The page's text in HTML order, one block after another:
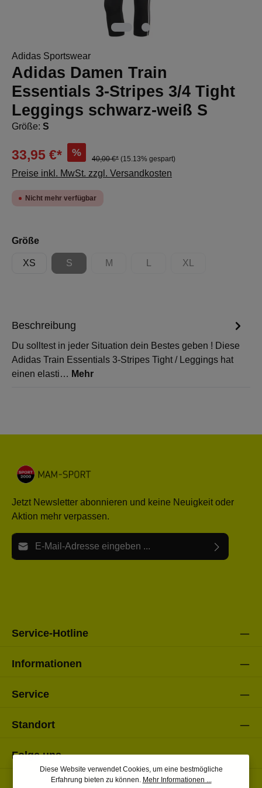
Adidas Sportswear
Adidas Damen Train
Essentials 3-Stripes 3/4 Tight
Leggings schwarz-weiß S
Größe: S
33,95 €* %
40,00 €* (15.13% gespart)
Preise inkl. MwSt. zzgl. Versandkosten
Nicht mehr verfügbar
Größeauswählen
XS S
(Diese Option ist zurzeit nicht verfügbar.)
M
(Diese Option ist zurzeit nicht verfügbar.)
(Diese Option ist zurzeit nicht
XL
(Diese Option ist
Beschreibung
Du solltest in jeder Situation dein Bestes geben ! Diese
Adidas Train Essentials 3-Stripes Tight / Leggings hat
einen elasti… Mehr
Jetzt Newsletter abonnieren und keine Neuigkeit oder
Aktion mehr verpassen.
E-Mail-Adresse*
Service-Hotline
Informationen
Service
Standort
Folge uns
Diese Website verwendet Cookies, um eine bestmögliche
Erfahrung bieten zu können. Mehr Informationen ...